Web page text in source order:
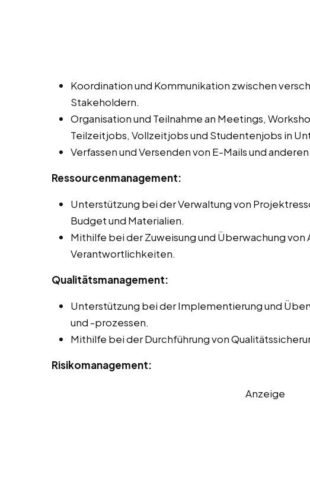
Koordination und Kommunikation zwischen
Stakeholdern.
Organisation und Teilnahme an Meetings,
Teilzeitjobs, Vollzeitjobs und Studentenjobs in
Verfassen und Versenden von E-Mails und
Ressourcenmanagement:
Unterstützung bei der Verwaltung von
Budget und Materialien.
Mithilfe bei der Zuweisung und Überwachung von
Verantwortlichkeiten.
Qualitätsmanagement:
Unterstützung bei der Implementierung und
und -prozessen.
Mithilfe bei der Durchführung von
Risikomanagement:
Anzeige